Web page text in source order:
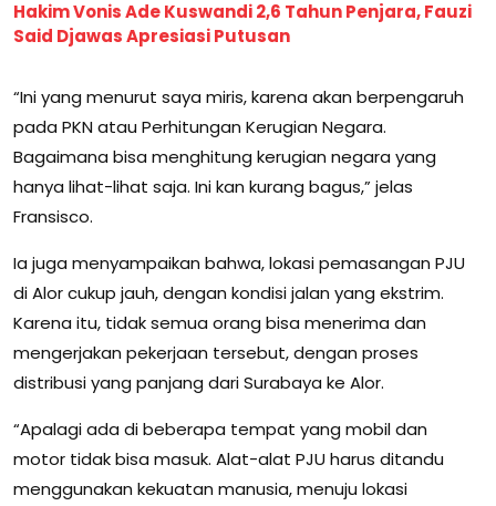
Hakim Vonis Ade Kuswandi 2,6 Tahun Penjara, Fauzi
Said Djawas Apresiasi Putusan
“Ini yang menurut saya miris, karena akan berpengaruh
pada PKN atau Perhitungan Kerugian Negara.
Bagaimana bisa menghitung kerugian negara yang
hanya lihat-lihat saja. Ini kan kurang bagus,” jelas
Fransisco.
Ia juga menyampaikan bahwa, lokasi pemasangan PJU
di Alor cukup jauh, dengan kondisi jalan yang ekstrim.
Karena itu, tidak semua orang bisa menerima dan
mengerjakan pekerjaan tersebut, dengan proses
distribusi yang panjang dari Surabaya ke Alor.
“Apalagi ada di beberapa tempat yang mobil dan
motor tidak bisa masuk. Alat-alat PJU harus ditandu
menggunakan kekuatan manusia, menuju lokasi